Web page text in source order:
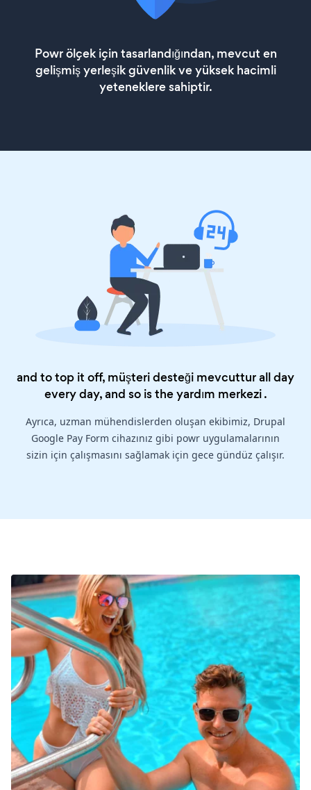
Powr ölçek için tasarlandığından, mevcut en
gelişmiş yerleşik güvenlik ve yüksek hacimli
yeteneklere sahiptir.
and to top it off, müşteri desteği mevcuttur all day
every day, and so is theyardım merkezi.
Ayrıca, uzman mühendislerden oluşan ekibimiz, Drupal
Google Pay Form cihazınız gibi powr uygulamalarının
sizin için çalışmasını sağlamak için gece gündüz çalışır.